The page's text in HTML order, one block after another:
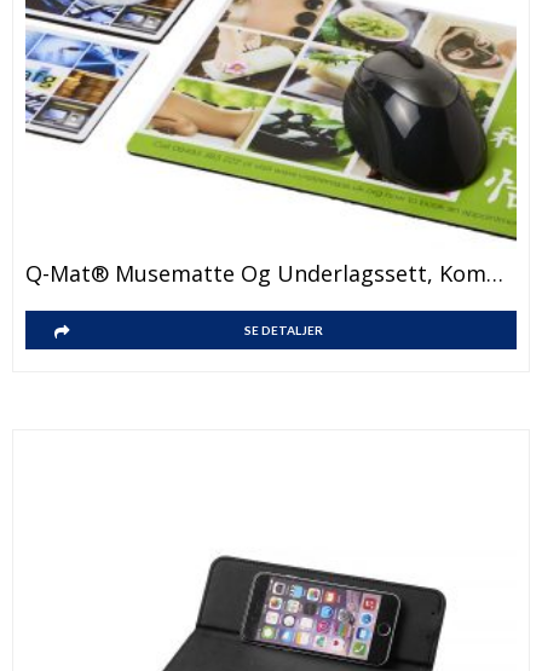
Q-Mat® Musematte Og Underlagssett, Kombinasjon 3
SE DETALJER